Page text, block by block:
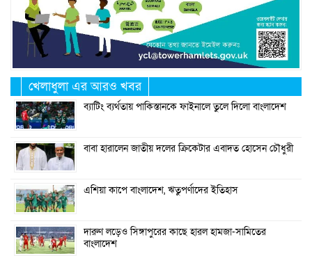
খেলাধুলা এর আরও খবর
ব্যাটিং ব্যর্থতায় পাকিস্তানকে ফাইনালে তুলে দিলো বাংলাদেশ
বাবা হারালেন জাতীয় দলের ক্রিকেটার এবাদত হোসেন চৌধুরী
এশিয়া কাপে বাংলাদেশ, ঋতুপর্ণাদের ইতিহাস
দারুণ লড়েও সিঙ্গাপুরের কাছে হারল হামজা-সামিতের
বাংলাদেশ